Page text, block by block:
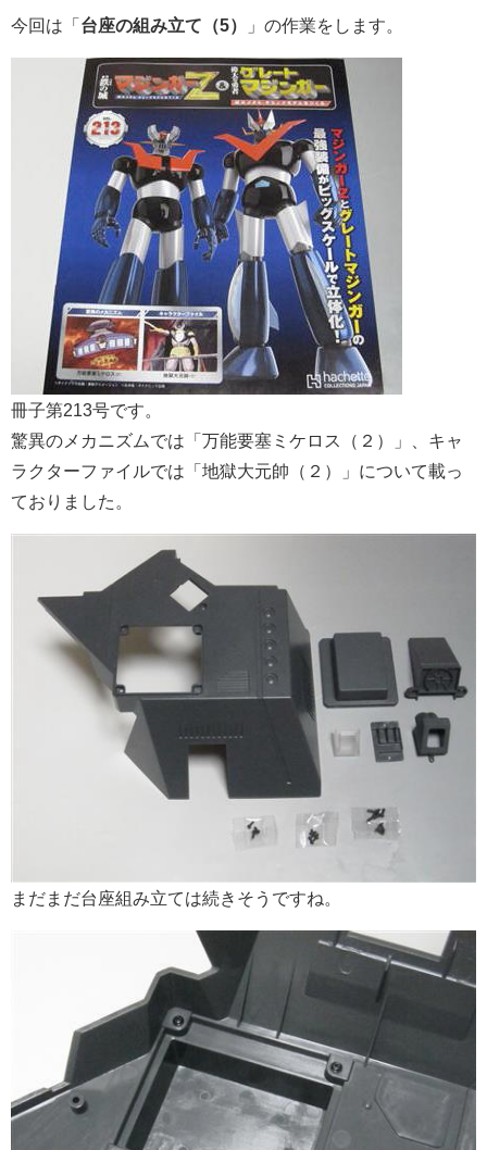
今回は「 台座の組み立て（5） 」の作業をします。
冊子第213号です。
驚異のメカニズムでは「万能要塞ミケロス（２）」、キャ
ラクターファイルでは「地獄大元帥（２）」について載っ
ておりました。
まだまだ台座組み立ては続きそうですね。